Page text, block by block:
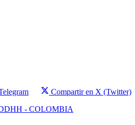
Compartir en X (Twitter)
- COLOMBIA